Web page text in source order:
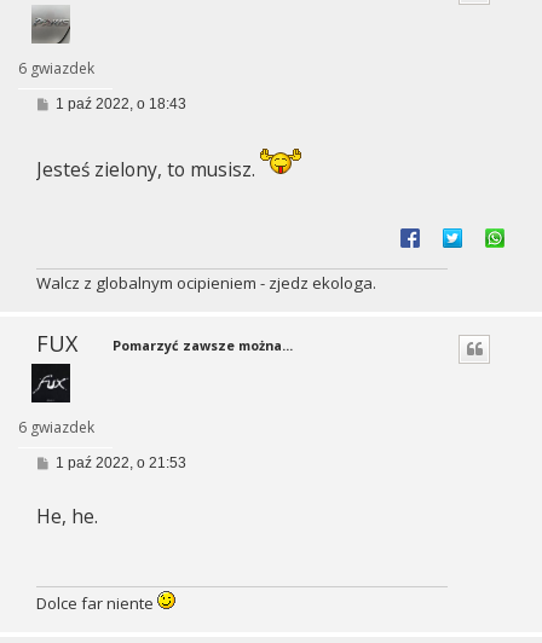
6 gwiazdek
P1 paź 2022, o 18:43
Jesteś zielony, to musisz.
Walcz z globalnym ocipieniem - zjedz ekologa.
FUX
6 gwiazdek
Pomarzyć zawsze można...
P
t
1 paź 2022, o 21:53
He, he.
Dolce far niente